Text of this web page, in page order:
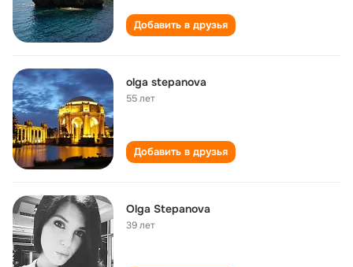
Добавить в друзья
olga stepanova
55 лет
Добавить в друзья
Olga Stepanova
39 лет